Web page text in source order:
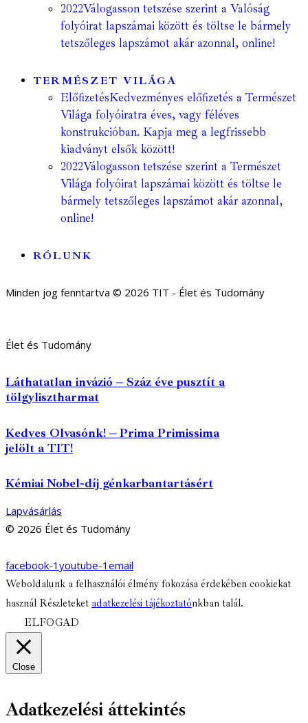
2022Válogasson tetszése szerint a Valóság
folyóirat lapszámai között és töltse le bármely
tetszőleges lapszámot akár azonnal, online!
TERMÉSZET VILÁGA
ElőfizetésKedvezményes előfizetés a Természet
Világa folyóiratra éves, vagy féléves
konstrukcióban. Kapja meg a legfrissebb
kiadványt elsők között!
2022Válogasson tetszése szerint a Természet
Világa folyóirat lapszámai között és töltse le
bármely tetszőleges lapszámot akár azonnal,
online!
RÓLUNK
Minden jog fenntartva © 2026 TIT - Élet és Tudomány
Élet és Tudomány
Láthatatlan invázió – Száz éve pusztít a
tölgylisztharmat
Kedves Olvasónk! – Prima Primissima
jelölt a TIT!
Kémiai Nobel-díj génkarbantartásért
Lapvásárlás
© 2026 Élet és Tudomány
facebook-1 youtube-1 email
Weboldalunk a felhasználói élmény fokozása érdekében cookiekat
használ Részleteket adatkezelési tájékoztatónkban talál.
ELFOGAD
Close
Adatkezelési áttekintés